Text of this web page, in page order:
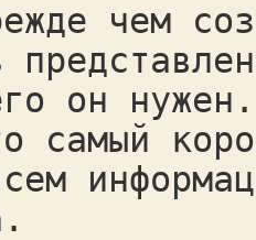
чем
он нужен.
самый